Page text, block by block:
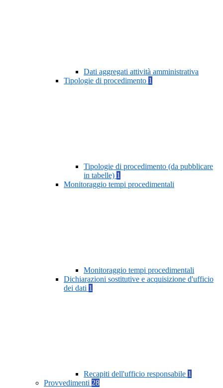
Dati aggregati attività amministrativa
Tipologie di procedimento 1
Tipologie di procedimento (da pubblicare
in tabelle) 1
Monitoraggio tempi procedimentali
Monitoraggio tempi procedimentali
Dichiarazioni sostitutive e acquisizione d'ufficio
dei dati 1
Recapiti dell'ufficio responsabile 1
Provvedimenti 28